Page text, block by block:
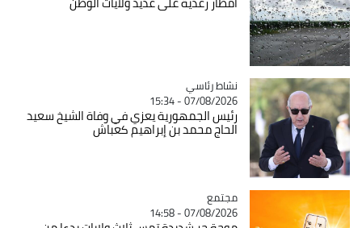
Catégorie
نشاط رئاسي
07/08/2026 - 15:34
رئيس الجمهورية يعزي في وفاة الشيخ سعيد
الحاج محمد بن إبراهيم كعباش
Catégorie
مجتمع
07/08/2026 - 14:58